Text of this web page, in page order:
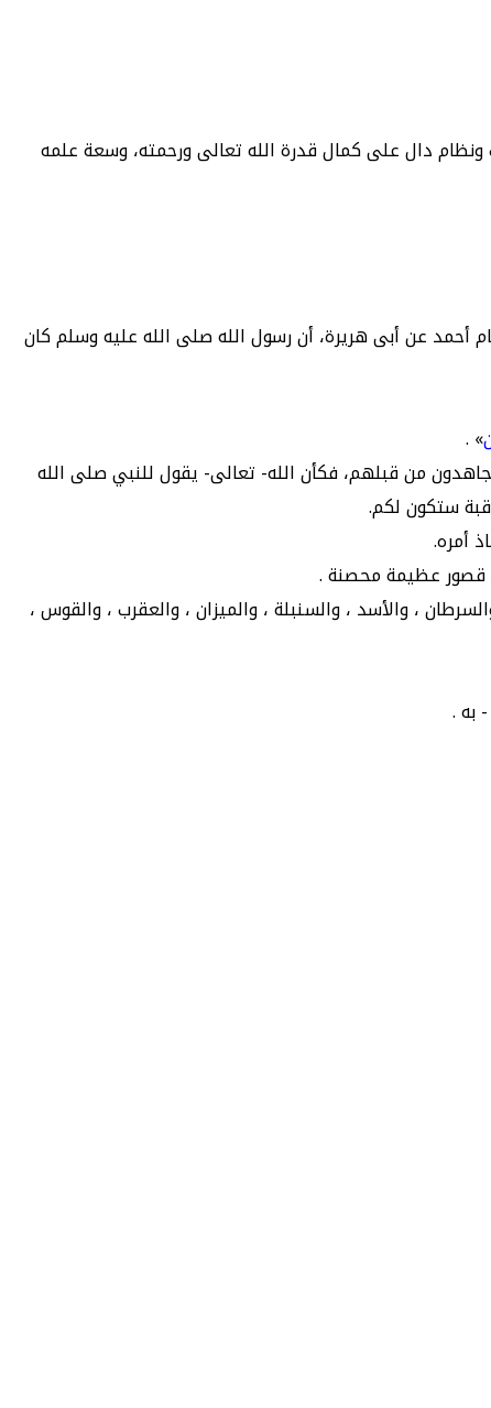
دال على كمال قدرة الله تعالى ورحمته، وسعة علمه
أحمد عن أبى هريرة، أن رسول الله صلى الله عليه وسلم كان
» .
من قبلهم، فكأن الله- تعالى- يقول للنبي صلى الله
ستكون لكم.
أمره.
قصور عظيمة محصنة .
، والأسد ، والسنبلة ، والميزان ، والعقرب ، والقوس ،
به .